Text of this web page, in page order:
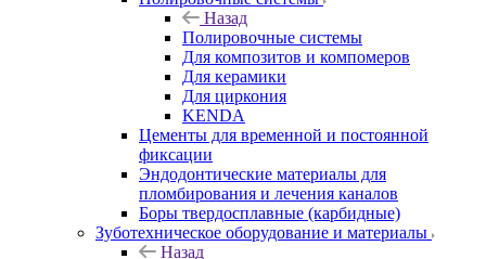
Назад
Полировочные системы
Для композитов и компомеров
Для керамики
Для циркония
KENDA
Цементы для временной и постоянной
фиксации
Эндодонтические материалы для
пломбирования и лечения каналов
Боры твердосплавные (карбидные)
Зуботехническое оборудование и материалы
Назад